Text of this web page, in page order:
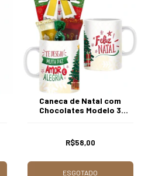
Caneca de Natal com
Chocolates Modelo 3
R$58,00
ESGOTADO